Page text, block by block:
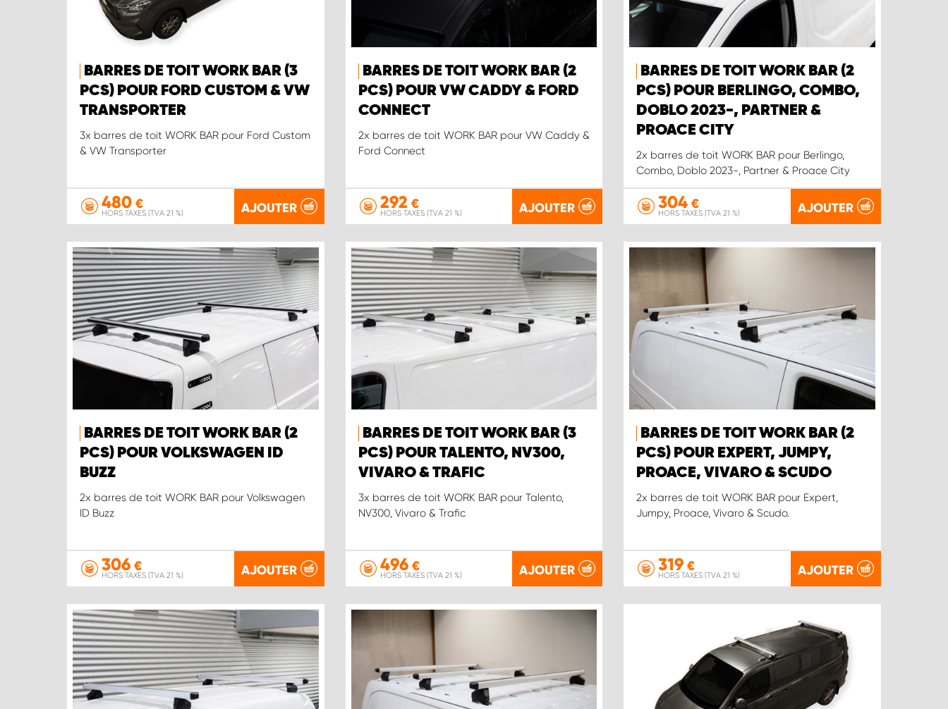
BARRES DE TOIT WORK BAR (3
PCS) POUR FORD CUSTOM & VW
TRANSPORTER
3x barres de toit WORK BAR pour Ford Custom
& VW Transporter
480 €
HORS TAXES (TVA 21 %) AJOUTER
BARRES DE TOIT WORK BAR (2
PCS) POUR VW CADDY & FORD
CONNECT
2x barres de toit WORK BAR pour VW Caddy &
Ford Connect
292 €
HORS TAXES (TVA 21 %) AJOUTER
BARRES DE TOIT WORK BAR (2
PCS) POUR BERLINGO, COMBO,
DOBLO 2023-, PARTNER &
PROACE CITY
2x barres de toit WORK BAR pour Berlingo,
Combo, Doblo 2023-, Partner & Proace City
304 €
HORS TAXES (TVA 21 %) AJOUTER
BARRES DE TOIT WORK BAR (2
PCS) POUR VOLKSWAGEN ID
BUZZ
2x barres de toit WORK BAR pour Volkswagen
ID Buzz
306 €
HORS TAXES (TVA 21 %) AJOUTER
BARRES DE TOIT WORK BAR (3
PCS) POUR TALENTO, NV300,
VIVARO & TRAFIC
3x barres de toit WORK BAR pour Talento,
NV300, Vivaro & Trafic
496€
HORS TAXES (TVA 21 %) AJOUTER
BARRES DE TOIT WORK BAR (2
PCS) POUR EXPERT, JUMPY,
PROACE, VIVARO & SCUDO
2x barres de toit WORK BAR pour Expert,
Jumpy, Proace, Vivaro & Scudo.
319 €
HORS TAXES (TVA 21 %) AJOUTER